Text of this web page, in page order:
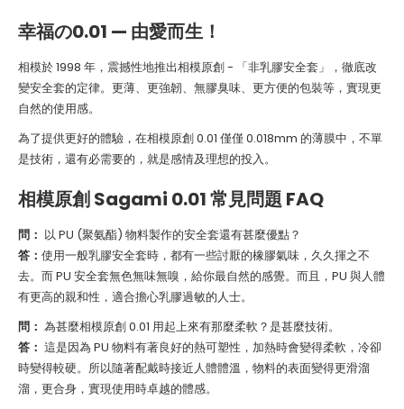
幸福の0.01 — 由愛而生！
相模於 1998 年，震撼性地推出相模原創 - 「非乳膠安全套」，徹底改
變安全套的定律。更薄、更強韌、無膠臭味、更方便的包裝等，實現更
自然的使用感。
為了提供更好的體驗，在相模原創 0.01 僅僅 0.018mm 的薄膜中，不單
是技術，還有必需要的，就是感情及理想的投入。
相模原創 Sagami 0.01常見問題FAQ
問： 以 PU (聚氨酯) 物料製作的安全套還有甚麼優點？
答： 使用一般乳膠安全套時，都有一些討厭的橡膠氣味，久久揮之不
去。而 PU 安全套無色無味無嗅，給你最自然的感覺。而且，PU 與人體
有更高的親和性，適合擔心乳膠過敏的人士。
問： 為甚麼相模原創 0.01 用起上來有那麼柔軟？是甚麼技術。
答： 這是因為 PU 物料有著良好的熱可塑性，加熱時會變得柔軟，冷卻
時變得較硬。所以隨著配戴時接近人體體溫，物料的表面變得更滑溜
溜，更合身，實現使用時卓越的體感。